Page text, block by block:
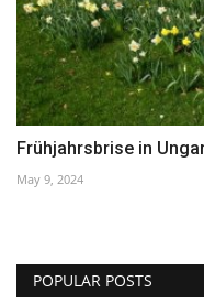
Frühjahrsbrise in
May 9, 2024
POPULAR POSTS